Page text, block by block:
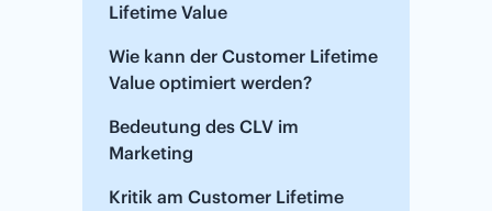
Lifetime Value
Wie kann der Customer Lifetime
Value optimiert werden?
Bedeutung des CLV im
Marketing
Kritik am Customer Lifetime